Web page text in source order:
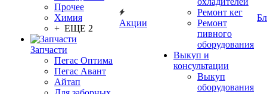
Прочее
Химия
+ ЕЩЕ 2
Запчасти
Пегас Оптима
Пегас Авант
Айтап
Акции
Ремонт кег
Ремонт
пивного
оборудования
Выкуп и
консультации
Выкуп
оборудования